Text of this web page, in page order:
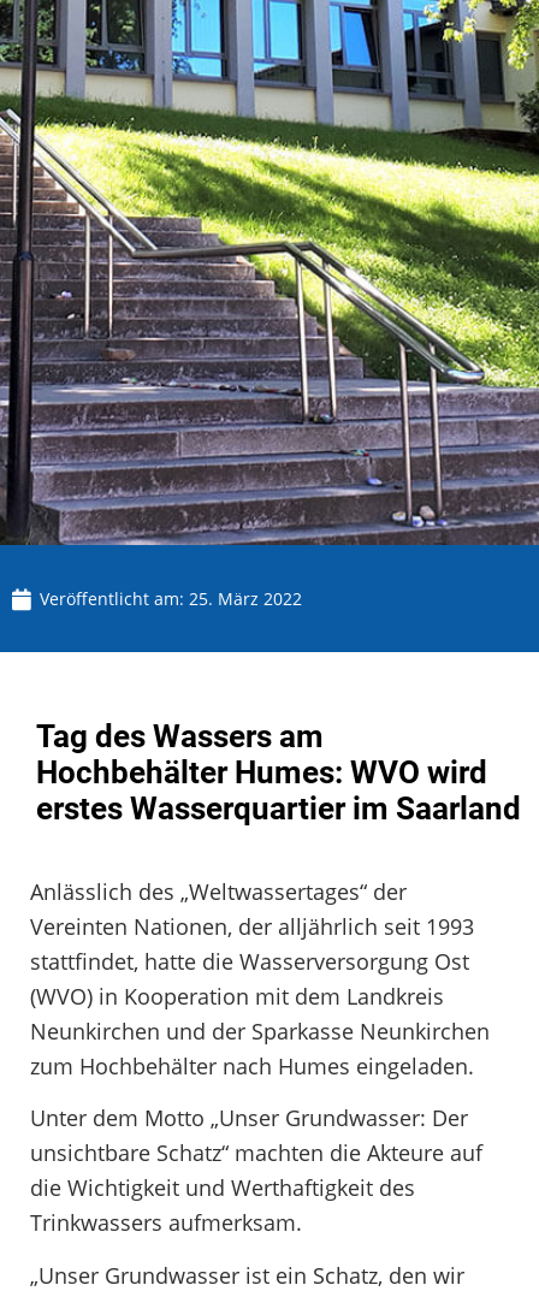
Veröffentlicht am: 25. März 2022
Tag des Wassers am
Hochbehälter Humes: WVO wird
erstes Wasserquartier im Saarland
Anlässlich des „Weltwassertages“ der
Vereinten Nationen, der alljährlich seit 1993
stattfindet, hatte die Wasserversorgung Ost
(WVO) in Kooperation mit dem Landkreis
Neunkirchen und der Sparkasse Neunkirchen
zum Hochbehälter nach Humes eingeladen.
Unter dem Motto „Unser Grundwasser: Der
unsichtbare Schatz“ machten die Akteure auf
die Wichtigkeit und Werthaftigkeit des
Trinkwassers aufmerksam.
„Unser Grundwasser ist ein Schatz, den wir